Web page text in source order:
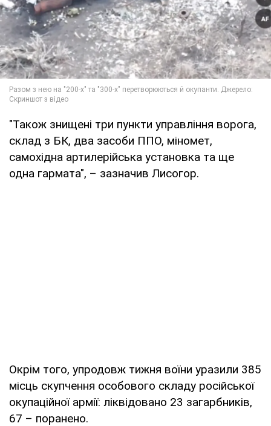
"Також знищені три пункти управління ворога,
склад з БК, два засоби ППО, міномет,
самохідна артилерійська установка та ще
одна гармата", – зазначив Лисогор.
Окрім того, упродовж тижня воїни уразили 385
місць скупчення особового складу російської
окупаційної армії: ліквідовано 23 загарбників,
67 – поранено.